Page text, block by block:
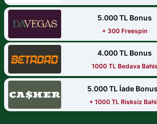
5.000 TL Bonus
+ 300 Freespin
4.000 TL Bonus
1000 TL Bedava Bahis
5.000 TL İade
+ 1000 TL Risksiz